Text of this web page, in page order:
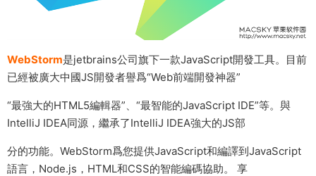
WebStorm是jetbrains公司旗下一款JavaScript開發工具。目前
已經被廣大中國JS開發者譽爲“Web前端開發神器”
“最強大的HTML5編輯器”、“最智能的JavaScript IDE”等。與
IntelliJ IDEA同源，繼承了IntelliJ IDEA強大的JS部
分的功能。WebStorm爲您提供JavaScript和編譯到JavaScript
語言，Node.js，HTML和CSS的智能編碼協助。 享